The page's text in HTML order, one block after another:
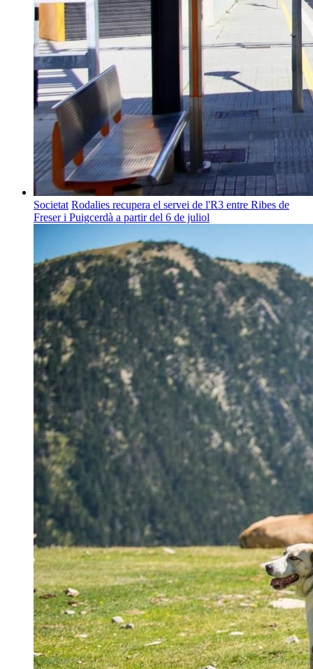
Societat Rodalies recupera el servei de l'R3 entre Ribes de
Freser i Puigcerdà a partir del 6 de juliol